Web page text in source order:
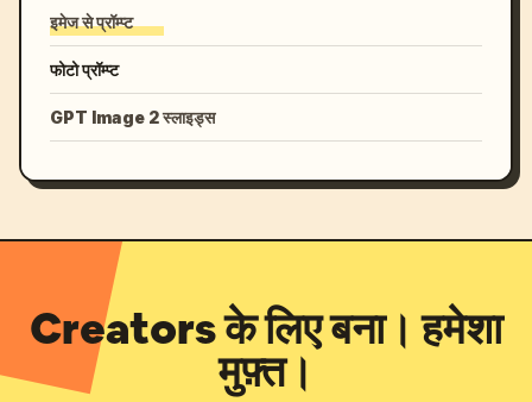
इमेज से प्रॉम्प्ट
फोटो प्रॉम्प्ट
GPT Image 2 स्लाइड्स
Creators के लिए बना। हमेशा
मुफ़्त।